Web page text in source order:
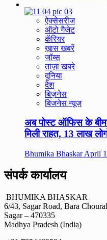
ऐक्सेसरीज
ऑटो गैजेट
कॅरियर
ख़ास खबरें
जॉब्स
ताज़ा खबरे
दुनिया
देश
बिज़नेस
बिजनेस न्यूज़
अब पोस्ट ऑफिस के
मिली राहत, 13 लाख
Bhumika BhaskarApril
संपर्क कार्यालय
BHUMIKA BHASKAR
6/43, Sagar Road, Bara
Sagar – 470335
Madhya Pradesh (India)